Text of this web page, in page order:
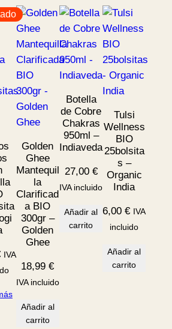
IVA
Golden
Ghee
Mantequil
la
Clarificad
a BIO
300gr –
Golden
Ghee
18,99€
IVA incluido
Añadir al
carrito
Botella
de Cobre
Chakras
950ml –
Indiaveda
27,00 €
IVA incluido
Añadir al
carrito
Tulsi
Wellness
BIO
25bolsita
s –
Organic
India
6,00€ IVA
incluido
Añadir al
carrito